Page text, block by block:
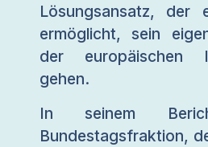
Lösungsansatz, der
ermöglicht, sein
der europäischen
gehen.
In seinem
Bundestagsfraktion,